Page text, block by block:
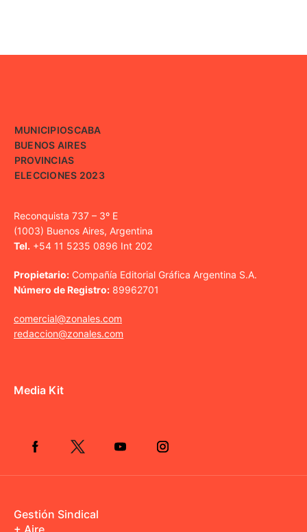
MUNICIPIOSCABA
BUENOS AIRES
PROVINCIAS
ELECCIONES 2023
Reconquista 737 – 3º E
(1003) Buenos Aires, Argentina
Tel. +54 11 5235 0896 Int 202
Propietario: Compañía Editorial Gráfica Argentina S.A.
Número de Registro: 89962701
comercial@zonales.com
redaccion@zonales.com
Media Kit
Gestión Sindical
+ Aire